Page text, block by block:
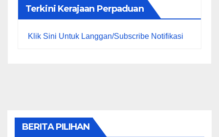
Terkini Kerajaan Perpaduan
Klik Sini Untuk Langgan/Subscribe Notifikasi
BERITA PILIHAN